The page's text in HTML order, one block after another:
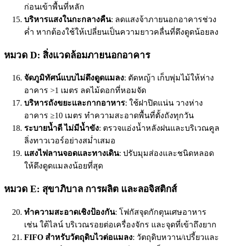
ก่อนเข้าพื้นที่หลัก
บริหารแสงในกะกลางคืน: ลดแสงจ้าภายนอกอาคารช่วง
ค่ำ หากต้องใช้ให้เปลี่ยนเป็นความยาวคลื่นที่ดึงดูดน้อยลง
หมวด D: สิ่งแวดล้อมภายนอกอาคาร
จัดภูมิทัศน์แบบไม่ดึงดูดแมลง: ตัดหญ้า เก็บพุ่มไม้ให้ห่าง
อาคาร >1 เมตร ลดไม้ดอกที่หอมจัด
บริหารถังขยะและกากอาหาร: ใช้ฝาปิดแน่น วางห่าง
อาคาร ≥10 เมตร ทำความสะอาดพื้นที่ตั้งถังทุกวัน
ระบายน้ำดี ไม่มีน้ำขัง: ตรวจแอ่งน้ำหลังฝนและบริเวณคูล
ลิ่งทาวเวอร์อย่างสม่ำเสมอ
แสงไฟลานจอดและทางเดิน: ปรับมุมส่องและชนิดหลอด
ให้ดึงดูดแมลงน้อยที่สุด
หมวด E: สุขาภิบาล การผลิต และลอจิสติกส์
ทำความสะอาดเชิงป้องกัน: โฟกัสจุดกักตุนเศษอาหาร
เช่น ใต้ไลน์ บริเวณรอยต่อเครื่องจักร และจุดที่เข้าถึงยาก
FIFO สำหรับวัตถุดิบไวต่อแมลง: วัตถุดิบหวาน/เปรี้ยวและ